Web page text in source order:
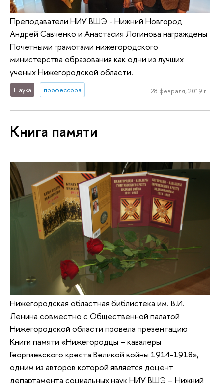
Преподаватели НИУ ВШЭ - Нижний Новгород
Андрей Савченко и Анастасия Логинова награждены
Почетными грамотами нижегородского
министерства образования как одни из лучших
ученых Нижегородской области.
Наука профессора 28 февраля, 2019 г.
Книга памяти
Нижегородская областная библиотека им. В.И.
Ленина совместно с Общественной палатой
Нижегородской области провела презентацию
Книги памяти «Нижегородцы – кавалеры
Георгиевского креста Великой войны 1914-1918»,
одним из авторов которой является доцент
департамента социальных наук НИУ ВШЭ – Нижний